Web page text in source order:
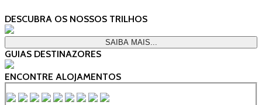
DESCUBRA OS NOSSOS TRILHOS
SAIBA MAIS...
GUIAS DESTINAZORES
ENCONTRE ALOJAMENTOS